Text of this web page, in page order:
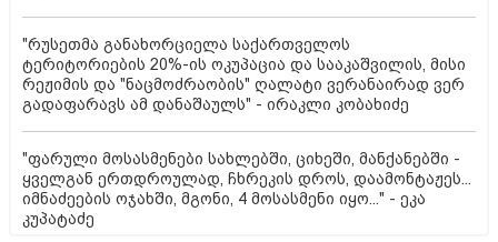
"რუსეთმა განახორციელა საქართველოს
ტერიტორიების 20%-ის ოკუპაცია და სააკაშვილის, მისი
რეჟიმის და "ნაცმოძრაობის" ღალატი ვერანაირად ვერ
გადაფარავს ამ დანაშაულს" - ირაკლი კობახიძე
"ფარული მოსასმენები სახლებში, ციხეში, მანქანებში -
ყველგან ერთდროულად, ჩხრეკის დროს, დაამონტაჟეს...
იმნაძეების ოჯახში, მგონი, 4 მოსასმენი იყო..." - ეკა
კუპატაძე